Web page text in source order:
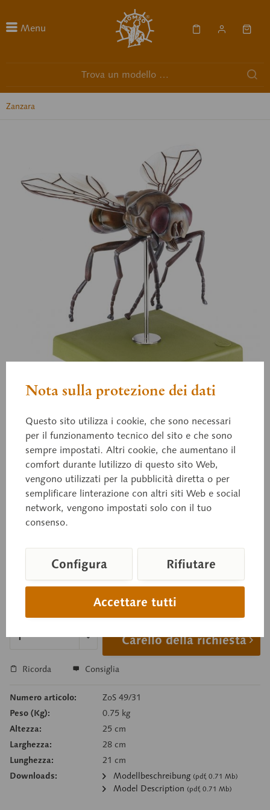
Menu
Zanzara
ZoS 49/31
Mosca
Musca domestica, secondo il Dr. E. Schicha, in
plastica SOMSO-Plast®. Ingrandimento in scala
Prezzo su richiesta
Carello della richiesta
Ricorda Consiglia
Numero articolo:
ZoS 49/31
Peso (Kg):
0.75 kg
Altezza:
25 cm
Larghezza:
28 cm
Lunghezza:
21 cm
Downloads:
Modellbeschreibung (pdf, 0.71 Mb)
Model Description (pdf, 0.71 Mb)
Nota sulla protezione dei dati
Questo sito utilizza i cookie, che sono necessari
per il funzionamento tecnico del sito e che sono
sempre impostati. Altri cookie, che aumentano il
comfort durante lutilizzo di questo sito Web,
vengono utilizzati per la pubblicità diretta o per
semplificare linterazione con altri siti Web e social
network, vengono impostati solo con il tuo
consenso.
Accettare tutti
Configura Rifiutare